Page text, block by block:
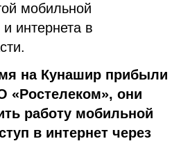
мобильной
интернета в
на Кунашир прибыли
«Ростелеком», они
работу мобильной
в интернет через